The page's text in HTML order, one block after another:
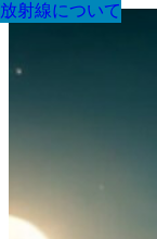
放射線について
放射線について
放射線について
放射線について
放射線について
放射線について
放射線について
放射線について
放射線について